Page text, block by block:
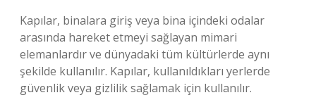
Kapılar, binalara giriş veya bina içindeki odalar
arasında hareket etmeyi sağlayan mimari
elemanlardır ve dünyadaki tüm kültürlerde aynı
şekilde kullanılır. Kapılar, kullanıldıkları yerlerde
güvenlik veya gizlilik sağlamak için kullanılır.